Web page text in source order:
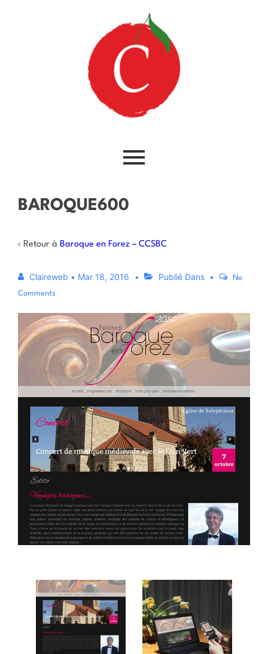
BAROQUE600
‹ Retour à Baroque en Forez – CCSBC
Claireweb • Mar 18, 2016 Publié Dans
No
Comments